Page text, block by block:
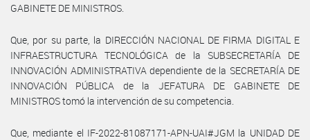
GABINETE DE MINISTROS.
Que, por su parte, la DIRECCIÓN NACIONAL DE FIRMA DIGITAL E
INFRAESTRUCTURA TECNOLÓGICA de la SUBSECRETARÍA DE
INNOVACIÓN ADMINISTRATIVA dependiente de la SECRETARÍA DE
INNOVACIÓN PÚBLICA de la JEFATURA DE GABINETE DE
MINISTROS tomó la intervención de su competencia.
Que, mediante el IF-2022-81087171-APN-UAI#JGM la UNIDAD DE